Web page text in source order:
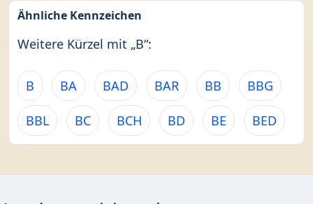
Ähnliche Kennzeichen
Weitere Kürzel mit „B“:
B BA BAD BAR BB BBG
BBL BC BCH BD BE BED